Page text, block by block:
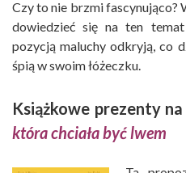
Czy to nie brzmi fascynująco?
dowiedzieć się na ten
pozycją maluchy odkryją, co
śpią w swoim łóżeczku.
Książkowe prezenty
która chciała być lwem